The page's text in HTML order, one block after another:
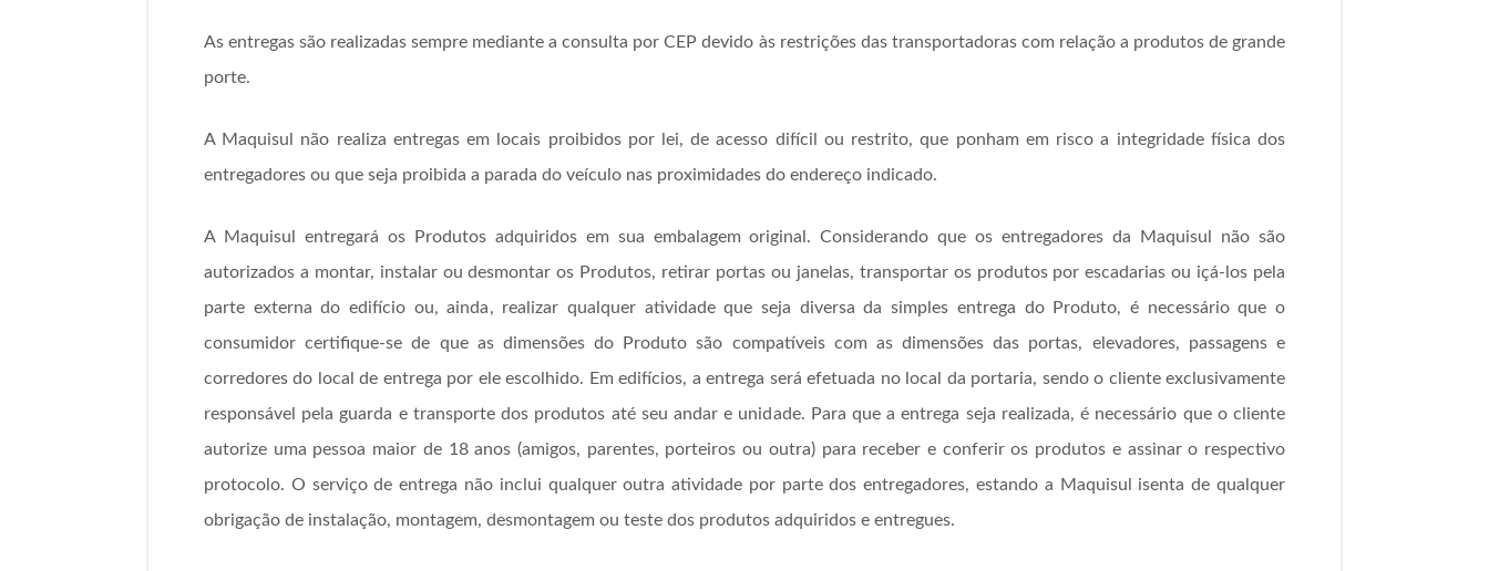
As entregas são realizadas sempre mediante a consulta por CEP devido às restrições das transportadoras com relação a produtos de grande
porte.
A Maquisul não realiza entregas em locais proibidos por lei, de acesso difícil ou restrito, que ponham em risco a integridade física dos
entregadores ou que seja proibida a parada do veículo nas proximidades do endereço indicado.
A Maquisul entregará os Produtos adquiridos em sua embalagem original. Considerando que os entregadores da Maquisul não são
autorizados a montar, instalar ou desmontar os Produtos, retirar portas ou janelas, transportar os produtos por escadarias ou içá-los pela
parte externa do edifício ou, ainda, realizar qualquer atividade que seja diversa da simples entrega do Produto, é necessário que o
consumidor certifique-se de que as dimensões do Produto são compatíveis com as dimensões das portas, elevadores, passagens e
corredores do local de entrega por ele escolhido. Em edifícios, a entrega será efetuada no local da portaria, sendo o cliente exclusivamente
responsável pela guarda e transporte dos produtos até seu andar e unidade. Para que a entrega seja realizada, é necessário que o cliente
autorize uma pessoa maior de 18 anos (amigos, parentes, porteiros ou outra) para receber e conferir os produtos e assinar o respectivo
protocolo. O serviço de entrega não inclui qualquer outra atividade por parte dos entregadores, estando a Maquisul isenta de qualquer
obrigação de instalação, montagem, desmontagem ou teste dos produtos adquiridos e entregues.